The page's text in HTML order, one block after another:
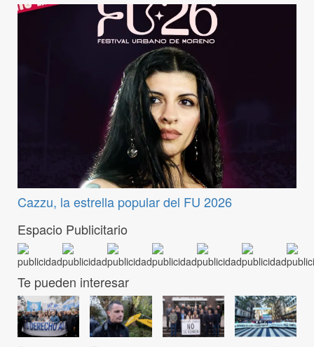
Cazzu, la estrella popular del FU 2026
Espacio Publicitario
Te pueden interesar